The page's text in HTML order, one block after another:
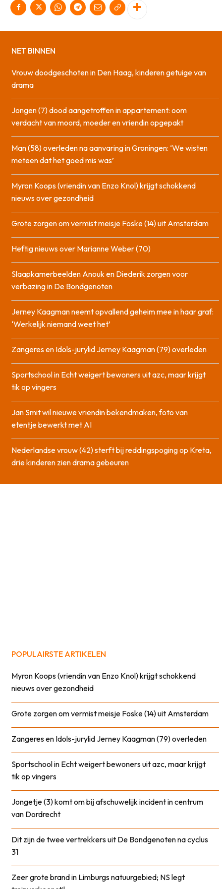
NET BINNEN
Vrouw doodgeschoten in Den Haag, kinderen getuige van
drama
Jongen (7) dood aangetroffen in appartement: oom
verdacht van moord, moeder en vriendin opgepakt
Man (58) overleden na aanvaring in Groningen: ‘We wisten
meteen dat het goed mis was’
Myron Koops (vriendin van Enzo Knol) krijgt schokkend
nieuws over gezondheid
Grote zorgen om vermist meisje Foske (14) uit Amsterdam
Heftig nieuws over Marianne Weber (70)
Slaapkamerbeelden Anouk en Diederik zorgen voor
verbazing in De Bondgenoten
Jerney Kaagman neemt opvallend geheim mee in haar graf:
‘Werkelijk niemand weet het’
Zangeres en Idols-jurylid Jerney Kaagman (79) overleden
Sportschool in Echt weigert bewoners uit azc, maar krijgt
tik op vingers
Jan Smit wil nieuwe vriendin bekendmaken, foto van
etentje bewerkt met AI
Nederlandse vrouw (42) sterft bij reddingspoging op Kreta,
drie kinderen zien drama gebeuren
POPULAIRSTE ARTIKELEN
Myron Koops (vriendin van Enzo Knol) krijgt schokkend
nieuws over gezondheid
Grote zorgen om vermist meisje Foske (14) uit Amsterdam
Zangeres en Idols-jurylid Jerney Kaagman (79) overleden
Sportschool in Echt weigert bewoners uit azc, maar krijgt
tik op vingers
Jongetje (3) komt om bij afschuwelijk incident in centrum
van Dordrecht
Dit zijn de twee vertrekkers uit De Bondgenoten na cyclus
31
Zeer grote brand in Limburgs natuurgebied; NS legt